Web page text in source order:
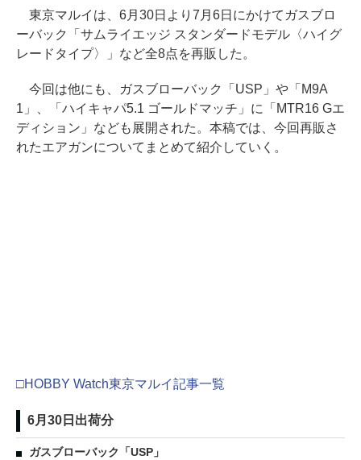
東京マルイは、6月30日より7月6日にかけてガスブロ
ーバック「サムライエッジ スタンダードモデル〈ハイグ
レードタイプ〉」など全8点を再販した。
今回は他にも、ガスブローバック「USP」や「M9A
1」、「ハイキャパ5.1 ゴールドマッチ」に「MTR16 Gエ
ディション」なども展開された。本稿では、今回再販さ
れたエアガンについてまとめて紹介していく。
□HOBBY Watch東京マルイ記事一覧
6月30日出荷分
ガスブローバック「USP」